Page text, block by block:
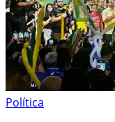
Política